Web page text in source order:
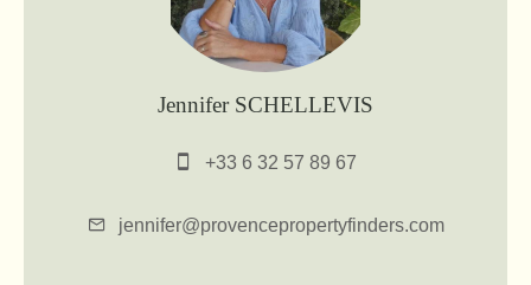
Jennifer SCHELLEVIS
+33 6 32 57 89 67
jennifer@provencepropertyfinders.com